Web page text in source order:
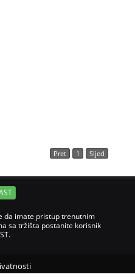
Pret 1 Sljed
da imate pristup trenutnim
sa tržišta postanite korisnik